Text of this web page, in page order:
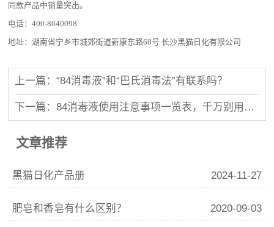
同款产品中销量突出。
电话：400-8640098
地址：湖南省宁乡市城郊街道新康东路68号 长沙黑猫日化有限公司
上一篇：“84消毒液”和“巴氏消毒法”有联系吗？
下一篇：84消毒液使用注意事项一览表，千万别用错了
文章推荐
黑猫日化产品册 2024-11-27
肥皂和香皂有什么区别？ 2020-09-03